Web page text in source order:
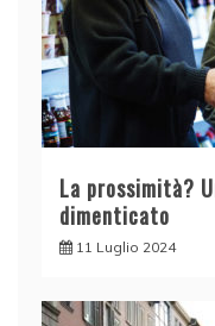
La prossimità?
dimenticato
11 Luglio 2024